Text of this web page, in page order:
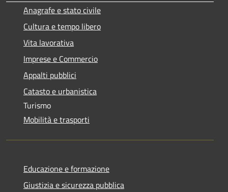
Anagrafe e stato civile
Cultura e tempo libero
Vita lavorativa
Imprese e Commercio
Appalti pubblici
Catasto e urbanistica
Turismo
Mobilità e trasporti
Educazione e formazione
Giustizia e sicurezza pubblica